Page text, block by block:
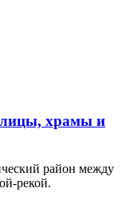
храмы и
район между
рекой.